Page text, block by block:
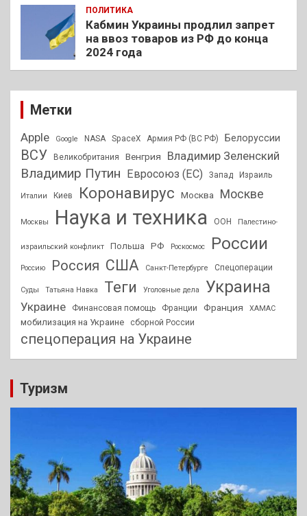
ПОЛИТИКА
Кабмин Украины продлил запрет
на ввоз товаров из РФ до конца
2024 года
Метки
Apple Google NASA SpaceX Армия РФ (ВС РФ) Белоруссии
ВСУ Великобритания Венгрия Владимир Зеленский
Владимир Путин Евросоюз (ЕС) Запад Израиль
Италии Киев Коронавирус Москва Москве
Москвы Наука и техника ООН Палестино-
израильский конфликт Польша РФ Роскосмос России
Россию Россия США Санкт-Петербурге Спецоперации
Суды Татьяна Навка Теги Уголовные дела Украина
Украине Финансовая помощь Франции Франция ХАМАС
мобилизация на Украине сборной России
спецоперация на Украине
Туризм